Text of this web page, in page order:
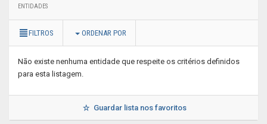
ENTIDADES
FILTROS ORDENAR POR
Não existe nenhuma entidade que respeite os critérios definidos
para esta listagem.
Guardar lista nos favoritos